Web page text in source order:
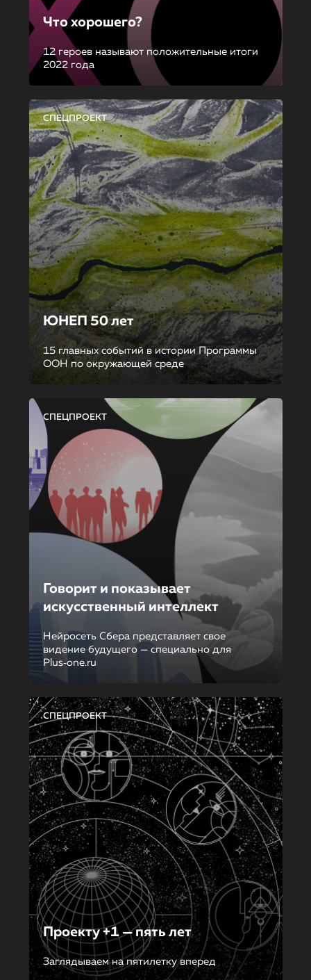
Что хорошего?
12 героев называют положительные итоги
2022 года
СПЕЦПРОЕКТ
ЮНЕП 50 лет
15 главных событий в истории Программы
ООН по окружающей среде
СПЕЦПРОЕКТ
Говорит и показывает
искусственный интеллект
Нейросеть Сбера представляет свое
видение будущего — специально для
Plus‑one.ru
СПЕЦПРОЕКТ
Проекту +1 — пять лет
Заглядываем на пятилетку вперед